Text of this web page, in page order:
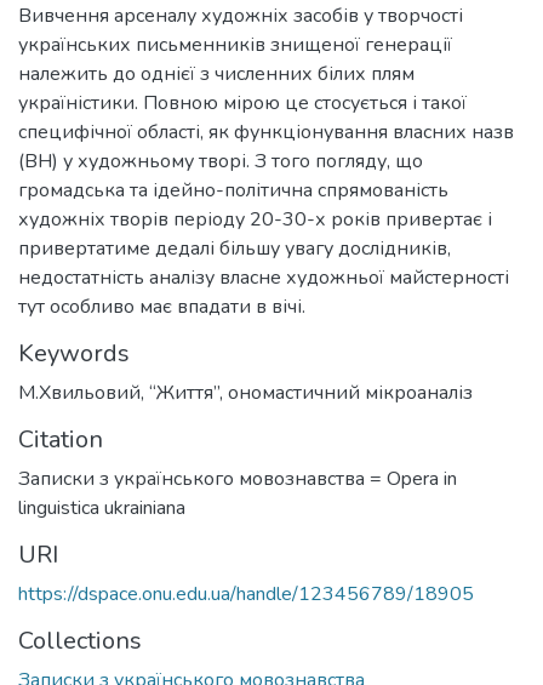
Вивчення арсеналу художніх засобів у творчості
українських письменників знищеної генерації
належить до однієї з численних білих плям
україністики. Повною мірою це стосується і такої
специфічної області, як функціонування власних назв
(ВН) у художньому творі. З того погляду, що
громадська та ідейно-політична спрямованість
художніх творів періоду 20-30-х років привертає і
привертатиме дедалі більшу увагу дослідників,
недостатність аналізу власне художньої майстерності
тут особливо має впадати в вічі.
Keywords
М.Хвильовий, “Життя”, ономастичний мікроаналіз
Citation
Записки з українського мовознавства = Opera in
linguistica ukrainiana
URI
https://dspace.onu.edu.ua/handle/123456789/18905
Collections